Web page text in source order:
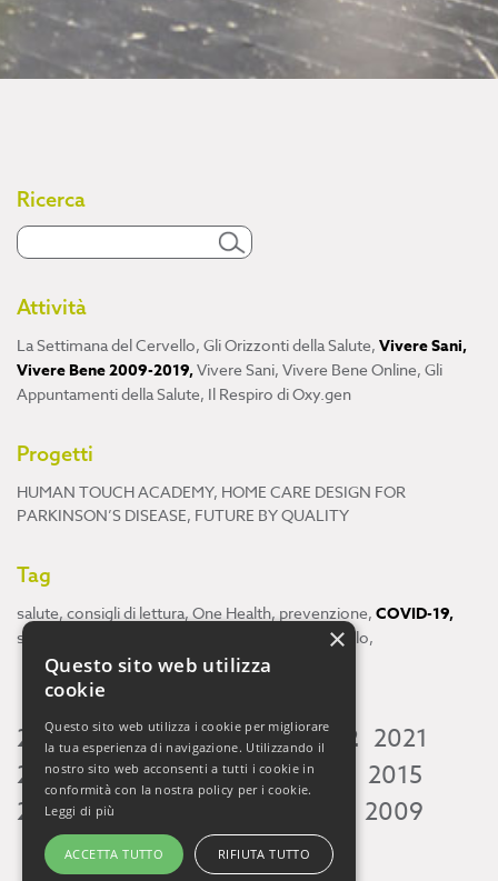
Ricerca
Attività
La Settimana del Cervello, Gli Orizzonti della Salute, Vivere Sani,
Vivere Bene 2009-2019,Vivere Sani, Vivere Bene Online, Gli
Appuntamenti della Salute, Il Respiro di Oxy.gen
Progetti
HUMAN TOUCH ACADEMY, HOME CARE DESIGN FOR
PARKINSON’S DISEASE, FUTURE BY QUALITY
Tag
salute, consigli di lettura, One Health, prevenzione, COVID-19,
scienza cervello,
2026 2025 2024 2023 2022 2021
2020 2019 2018 2017 2016
2015
2014 2013 2009
×
Questo sito web utilizza
cookie
Questo sito web utilizza i cookie per migliorare
la tua esperienza di navigazione. Utilizzando il
nostro sito web acconsenti a tutti i cookie in
conformità con la nostra policy per i cookie.
Leggi di più
ACCETTA TUTTO RIFIUTA TUTTO